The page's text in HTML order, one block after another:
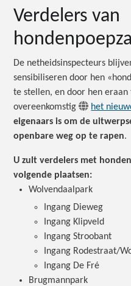
Verdelers van
De netheidsinspecteurs
sensibiliseren door hen
te stellen, en door hen
overeenkomstig
het
eigenaars is om de
openbare weg op te rapen.
U zult verdelers met
volgende plaatsen:
Wolvendaalpark
Ingang Dieweg
Ingang Klipveld
Ingang Stroobant
Ingang Rodestraat/
Ingang De Fré
Brugmannpark